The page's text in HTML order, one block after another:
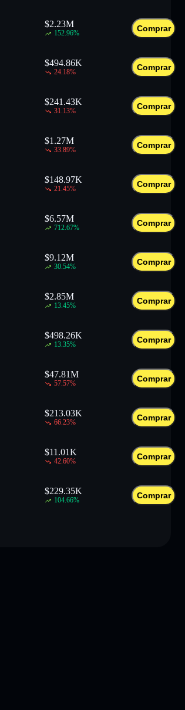
$2.23M
152.96%
Comprar
$494.86K
24.18%
Comprar
$241.43K
31.13%
Comprar
$1.27M
33.89%
Comprar
$148.97K
21.45%
Comprar
$6.57M
712.67%
Comprar
$9.12M
30.54%
Comprar
$2.85M
13.45%
Comprar
$498.26K
13.35%
Comprar
$47.81M
57.57%
Comprar
$213.03K
66.23%
Comprar
$11.01K
42.60%
Comprar
$229.35K
104.66%
Comprar